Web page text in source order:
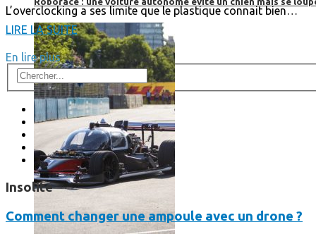
L’overclocking a ses limite que le plastique connait bien…
LIRE LA SUITE
En lire plus
Insolite
Comment changer une ampoule avec un drone ?